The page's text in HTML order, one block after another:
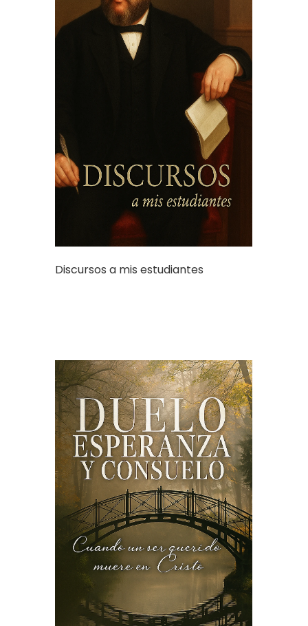
Discursos a mis estudiantes